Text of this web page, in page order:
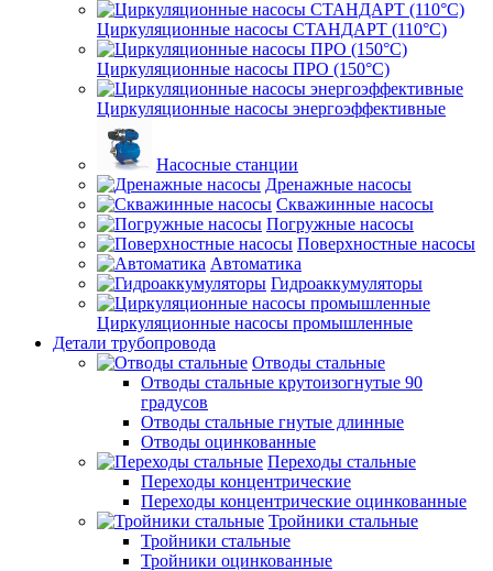
Циркуляционные насосы СТАНДАРТ (110°C)
Циркуляционные насосы ПРО (150°C)
Циркуляционные насосы энергоэффективные
Насосные станции
Дренажные насосы
Скважинные насосы
Погружные насосы
Поверхностные насосы
Автоматика
Гидроаккумуляторы
Циркуляционные насосы промышленные
Детали трубопровода
Отводы стальные
Отводы стальные крутоизогнутые 90
градусов
Отводы стальные гнутые длинные
Отводы оцинкованные
Переходы стальные
Переходы концентрические
Переходы концентрические оцинкованные
Тройники стальные
Тройники стальные
Тройники оцинкованные